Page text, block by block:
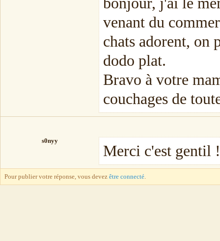
venant du
chats adorent, on
dodo plat.
Bravo à votre
couchages de
s0nyy
Merci c'est gentil
Pour publier votre réponse, vous devez être connecté.